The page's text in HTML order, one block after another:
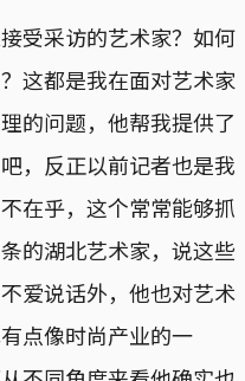
受采访的艺术家？如何
这都是我在面对艺术家
的问题，他帮我提供了
，反正以前记者也是我
在乎，这个常常能够抓
的湖北艺术家，说这些
爱说话外，他也对艺术
点像时尚产业的一